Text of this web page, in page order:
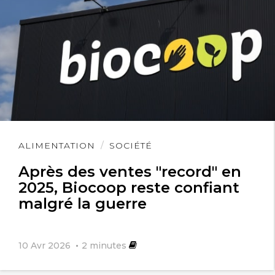
suivre les comités en charge de gérer
les infrastructures hydrauliques
realisées dans les villages.
ALIMENTATION SOCIÉTÉ
Après des ventes "record" en
2025, Biocoop reste confiant
malgré la guerre
10 Avr 2026 2 minutes
Lire